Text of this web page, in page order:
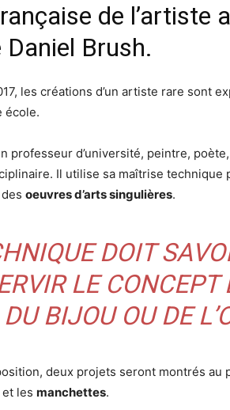
de l’artiste
Brush.
les créations d’un artiste rare sont
école.
professeur d’université, peintre,
Il utilise sa maîtrise technique
oeuvres d’arts singulières.
DOIT
LE CONCEPT
DU BIJOU OU DE
deux projets seront montrés au
et les manchettes.